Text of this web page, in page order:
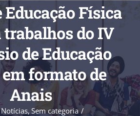
Educação Física
do IV
de Educação
formato de
Anais
Notícias Sem categoria